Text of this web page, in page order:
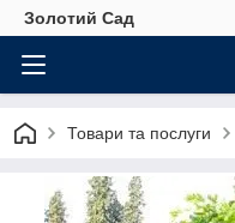
Золотий Сад
Товари та послуги